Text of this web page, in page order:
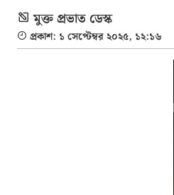
মুক্ত প্রভাত ডেস্ক
প্রকাশ: ১ সেপ্টেম্বর ২০২৫, ১২:১৬